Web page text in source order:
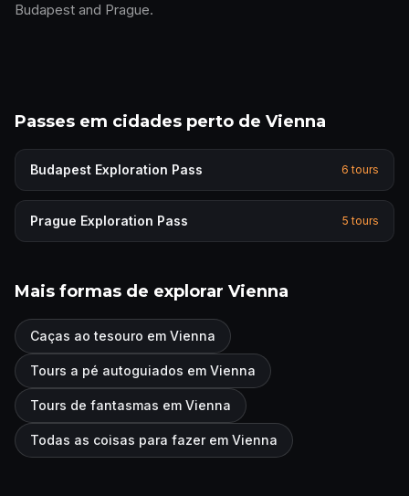
Budapest and Prague.
Passes em cidades perto de Vienna
Budapest Exploration Pass 6 tours
Prague Exploration Pass 5 tours
Mais formas de explorar Vienna
Caças ao tesouro em Vienna
Tours a pé autoguiados em Vienna
Tours de fantasmas em Vienna
Todas as coisas para fazer em Vienna